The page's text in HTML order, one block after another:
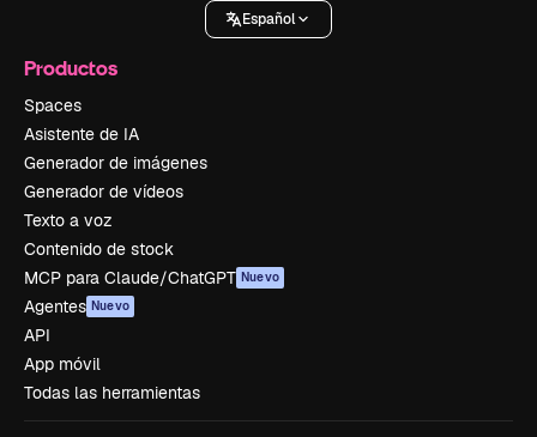
Español
Productos
Spaces
Asistente de IA
Generador de imágenes
Generador de vídeos
Texto a voz
Contenido de stock
MCP para Claude/ChatGPT Nuevo
Agentes Nuevo
API
App móvil
Todas las herramientas